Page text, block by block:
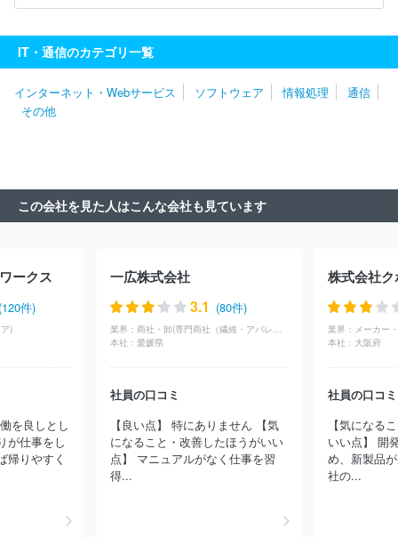
鉄日立システムソリューションズ株式会社
株式会社日立ソリューシ
ョンズ
ＮＥＣフィールディング株式会社
ジネスプロセスデザイン株式会社
伊藤忠テクノソリューションズ株
式会社
社フォーカスシステムズ
株式会社マーブル
株式会社ＪＳＯＬ
株式会社ＢＲＥＸＡ Ｔｅｃｈｎｏｌｏｇｙ
株式会社エル・ティー・エス
アイエックス・ナレッジ株式会社
ス株式会社
日本タタ・コンサルタンシー・サービシズ株式会社
日本IBM株式会社
株式会社構造計画研究所
株式会社ＣＩＪ
ニッセイ情報テクノロジー株式会社
株式会社ニッセイコム
株式会社カヤック
ＢＩＰＲＯＧＹ株式会社
ＪＡＬデジタル株式
ーシー
株式会社あとらす二十一
三菱電機ソフトウエア株式会社
ＮＴＴインテグレーション株式会社
ＳＣＳＫ株式会社
株式会社
クレスコ
ＮＳＷ株式会社 兼松エレクトロニクス株式会社
ＳＣ
ーブシステム
ＡＪＳ株式会社
IT・通信のカテゴリ一覧
インターネット・Webサービス ソフトウェア 情報処理
通信
その他
この会社を見た人はこんな会社も見ています
ークス
件)
)
を良しとし
が仕事をし
帰りやすく
一広株式会社
3.1 (80件)
業界：
商社・卸(専門商社（繊維・アパレル）)
本社： 愛媛県
社員の口コミ
【良い点】 特にありません 【気
になること・改善したほうがいい
点】 マニュアルがなく仕事を習
得...
株式会社
業界： メーカー
本社： 大阪府
社員の口コミ
【気になる
いい点】 開
め、新製品
社の...